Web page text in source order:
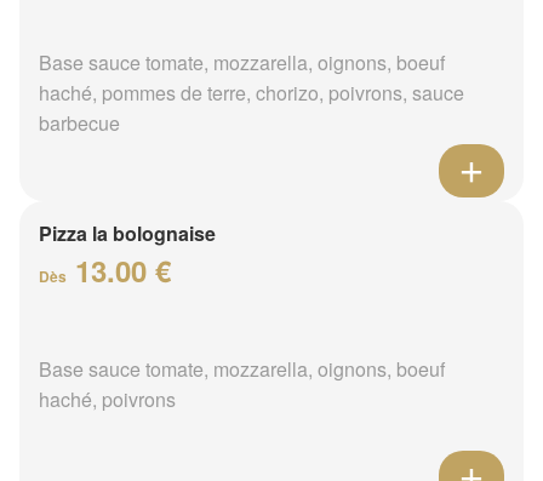
Base sauce tomate, mozzarella, oignons, boeuf
haché, pommes de terre, chorizo, poivrons, sauce
barbecue
Pizza la bolognaise
Dès 13.00 €
Base sauce tomate, mozzarella, oignons, boeuf
haché, poivrons